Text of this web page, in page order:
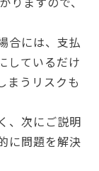
合には、支払
しているだけ
まうリスクも
、次にご説明
に問題を解決